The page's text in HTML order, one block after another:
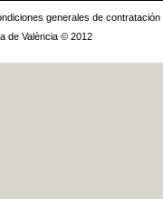
generales de contratación
de València © 2012